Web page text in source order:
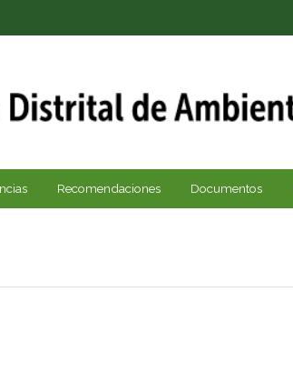
Recomendaciones Documentos